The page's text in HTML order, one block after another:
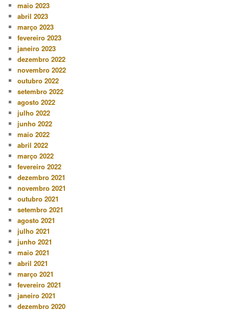
maio 2023
abril 2023
março 2023
fevereiro 2023
janeiro 2023
dezembro 2022
novembro 2022
outubro 2022
setembro 2022
agosto 2022
julho 2022
junho 2022
maio 2022
abril 2022
março 2022
fevereiro 2022
dezembro 2021
novembro 2021
outubro 2021
setembro 2021
agosto 2021
julho 2021
junho 2021
maio 2021
abril 2021
março 2021
fevereiro 2021
janeiro 2021
dezembro 2020